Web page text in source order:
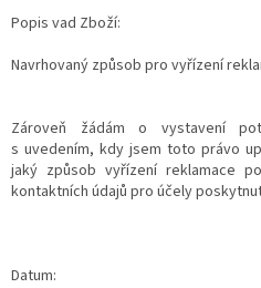
Popis vad Zboží:
Navrhovaný způsob pro vyřízení
Zároveň žádám o vystavení
s uvedením, kdy jsem toto právo
jaký způsob vyřízení reklamace
kontaktních údajů pro účely
Datum: